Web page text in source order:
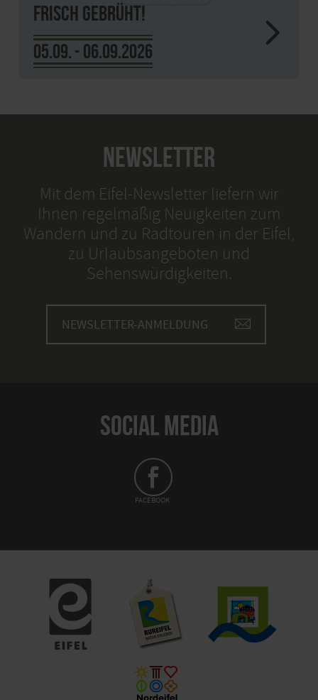
Frisch gebrüht!
05.09. - 06.09.2026
NEWSLETTER
Mit dem Eifel-Newsletter liefern wir
Ihnen regelmäßig Neuigkeiten zum
Wandern und zu Radtouren in der Eifel,
zu Urlaubsangeboten und
Sehenswürdigkeiten.
NEWSLETTER-ANMELDUNG
SOCIAL MEDIA
FACEBOOK